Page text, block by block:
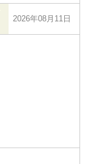
2026年08月11日